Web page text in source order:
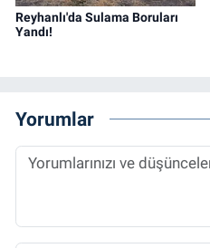
Reyhanlı'da Sulama Boruları
Yandı!
Yorumlar